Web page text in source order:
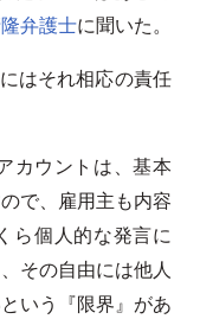
弁護士に聞いた。
はそれ相応の責任
カウントは、基本
で、雇用主も内容
ら個人的な発言に
その自由には他人
いう『限界』があ